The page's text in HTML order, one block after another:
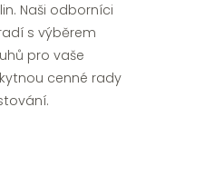
Naši odborníci
s výběrem
pro vaše
cenné rady